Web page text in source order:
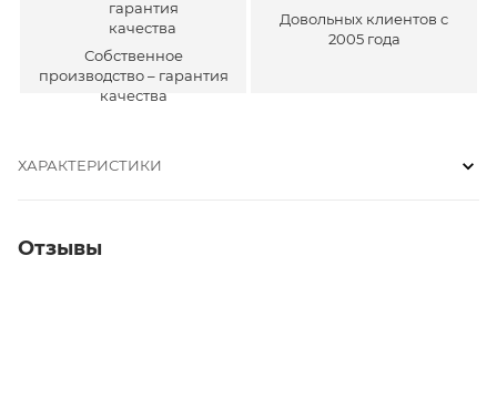
Собственное
производство – гарантия
качества
Довольных клиентов с
2005 года
ХАРАКТЕРИСТИКИ
Отзывы